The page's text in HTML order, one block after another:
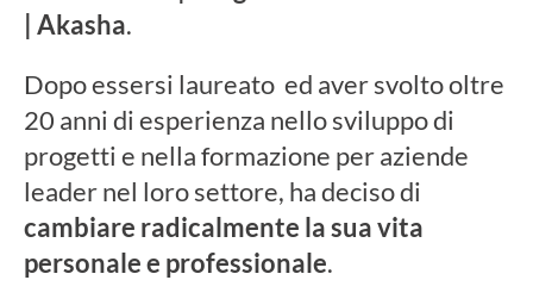
| Akasha.
Dopo essersi laureato ed aver svolto oltre
20 anni di esperienza nello sviluppo di
progetti e nella formazione per aziende
leader nel loro settore, ha deciso di
cambiare radicalmente la sua vita
personale e professionale.